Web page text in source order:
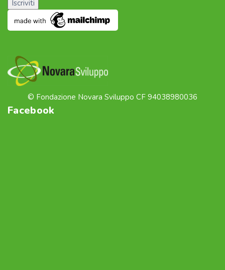
© Fondazione Novara Sviluppo CF 94038980036
Facebook